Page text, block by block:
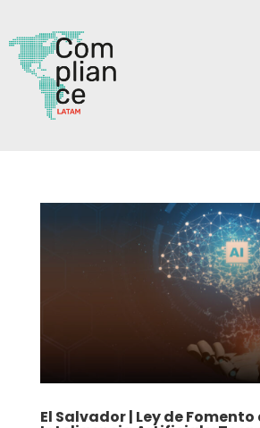
El Salvador | Ley de Fomento